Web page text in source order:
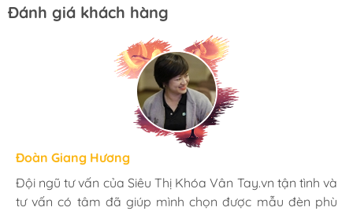
Đánh giá khách hàng
Hương Suri
Mình rất ưng khi đến Siêu Thị Khóa Vân Tay.vn. Ở đây
có rất nhiều mặt hàng phong phú, tha hồ lựa chọn.
Đoàn Giang Hương
Đội ngũ tư vấn của Siêu Thị Khóa Vân Tay.vn tận tình và
tư vấn có tâm đã giúp mình chọn được mẫu đèn phù
Ngọc Anh
Mua đèn tại Siêu Thị Khóa Vân Tay.vn mình hoàn toàn
yên tâm với chính sách bảo hành 24 tháng tại nhà. Bạn